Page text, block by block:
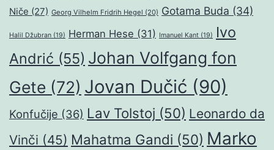
Niče (27) Georg Vilhelm Fridrih Hegel (20) Gotama Buda (34)
Halil Džubran (19) Herman Hese (31) Imanuel Kant (19)
Ivo
Andrić (55) Johan Volfgang fon
Gete (72) Jovan Dučić (90)
Konfučije (36) Lav Tolstoj (50) Leonardo da
Vinči (45) Mahatma Gandi (50) Marko